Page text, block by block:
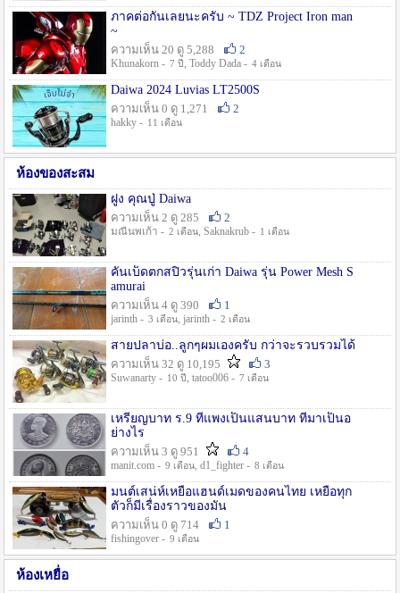
ภาคต่อกันเลยนะครับ ~ TDZ Project Iron man
~
ความเห็น 20 ดู 5,288
2
Khunakorn - 7 ปี , Toddy Dada - 4 เดือน
Daiwa 2024 Luvias LT2500S
ความเห็น 0 ดู 1,271
2
hakky - 11 เดือน
ห้องของสะสม
ฝูง คุณปู่ Daiwa
ความเห็น 2 ดู 285
2
มณีนพเก้า - 2 เดือน, Saknakrub - 1 เดือน
คันเบ็ดตกสปิ๋วรุ่นเก่า Daiwa รุ่น Power Mesh S
amurai
ความเห็น 4 ดู 390
1
jarinth - 3 เดือน, jarinth - 2 เดือน
สายปลาบ่อ..ลูกๆผมเองครับ กว่าจะรวบรวมได้
ความเห็น 32 ดู 10,195
3
Suwanarty - 10 ปี , tatoo006 - 7 เดือน
เหรียญบาท ร.9 ที่แพงเป็นแสนบาท ที่มาเป็นอ
ย่างไร
ความเห็น 3 ดู 951
4
manit.com - 9 เดือน, d1_fighter - 8 เดือน
มนต์เสน่ห์เหยื่อแฮนด์เมดของคนไทย เหยื่อทุก
ตัวก็มีเรื่องราวของมัน
ความเห็น 0 ดู 714
1
fishingover - 9 เดือน
ห้องเหยื่อ